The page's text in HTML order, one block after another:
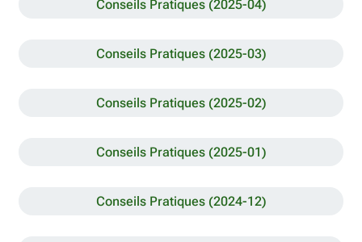
Conseils Pratiques (2025-04)
Conseils Pratiques (2025-03)
Conseils Pratiques (2025-02)
Conseils Pratiques (2025-01)
Conseils Pratiques (2024-12)